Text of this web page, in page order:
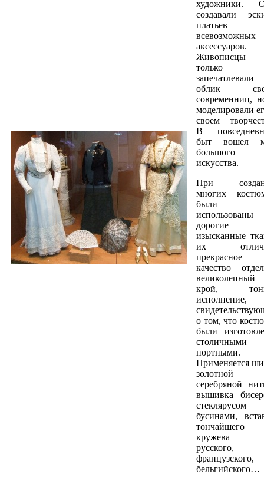
художники.
создавали
платьев
всевозможных
аксессуаров.
Живописцы
только
запечатлевали
облик
современниц,
моделировали
своем
В
быт вошел
большого
искусства.
При
многих
были
использованы
изысканные
их
прекрасное
качество
великолепный
крой,
исполнение,
о том, что
были
столичными
портными.
Применяется
серебряной
вышивка
бусинами,
тончайшего
кружева
русского,
французского,
бельгийского…